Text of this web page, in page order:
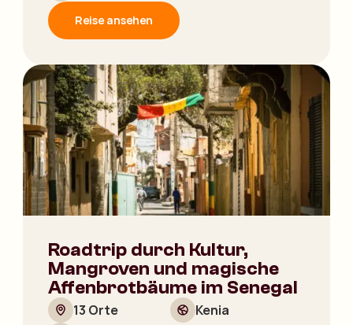
Reise ansehen
Roadtrip durch Kultur,
Mangroven und magische
Affenbrotbäume im Senegal
13 Orte
Kenia